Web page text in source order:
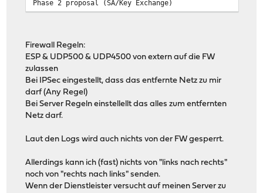
Phase 2 proposal (SA/Key Exchange)
PFS key group: 5 (1536Bit)
Lifetime: 3600 seconds
Advanced Options
Automatically ping host: LEER
Manual SPD entries: LEER
Firewall Regeln:
ESP & UDP500 & UDP4500 von extern auf die FW
zulassen
Bei IPSec eingestellt, dass das entfernte Netz zu mir
darf (Any Regel)
Bei Server Regeln einstellellt das alles zum entfernten
Netz darf.
Laut den Logs wird auch nichts von der FW gesperrt.
Allerdings kann ich (fast) nichts von "links nach rechts"
noch von "rechts nach links" senden.
Wenn der Dienstleister versucht auf meinen Server zu